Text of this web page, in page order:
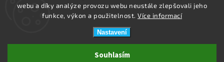
webu a díky analýze provozu webu neustále zlepšovali jeho
funkce, výkon a použitelnost. Více informací
Nastavení
Souhlasím
Přihlásit se
ZDRAVOTNÍ POTŘEBY DRDLOVÁ